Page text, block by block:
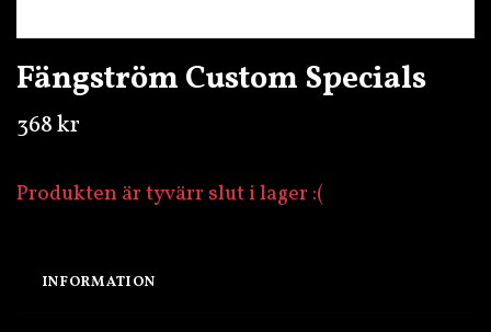
Fängström Custom Specials
368 kr
Produkten är tyvärr slut i lager :(
INFORMATION